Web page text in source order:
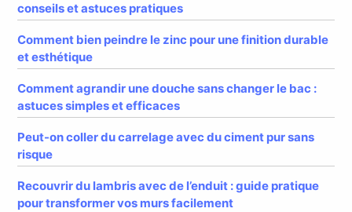
conseils et astuces pratiques
Comment bien peindre le zinc pour une finition durable
et esthétique
Comment agrandir une douche sans changer le bac :
astuces simples et efficaces
Peut-on coller du carrelage avec du ciment pur sans
risque
Recouvrir du lambris avec de l’enduit : guide pratique
pour transformer vos murs facilement